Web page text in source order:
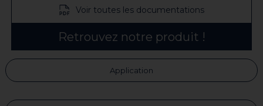
Voir toutes les documentations
Retrouvez notre produit !
Application